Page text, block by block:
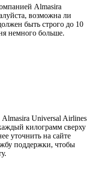
Almasira
возможна ли
быть строго до 10
немного больше.
Almasira Universal Airlines
килограмм сверху
уточнить на сайте
поддержки, чтобы